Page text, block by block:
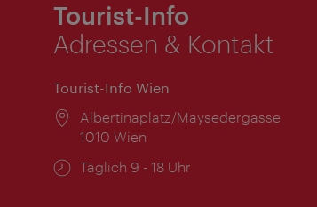
Tourist-Info
Adressen & Kontakt
Tourist-Info Wien
Ort:
Albertinaplatz/Maysedergasse
1010 Wien
Öffnungszeiten:
Täglich 9 - 18 Uhr